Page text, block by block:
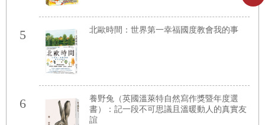
5 北歐時間：世界第一幸福國度教會我的事
6
養野兔（英國溫萊特自然寫作獎暨年度選
書）：記一段不可思議且溫暖動人的真實友
誼